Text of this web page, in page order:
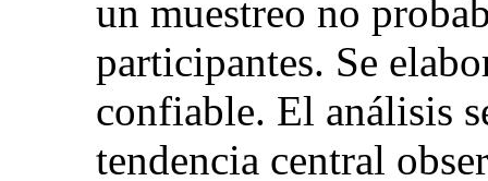
un muestreo no
participantes. Se
confiable. El análisis
tendencia central